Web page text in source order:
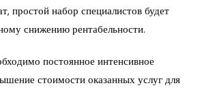
простой набор специалистов будет
снижению рентабельности.
постоянное интенсивное
стоимости оказанных услуг для